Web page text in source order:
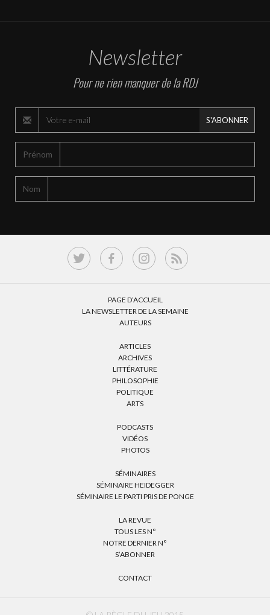
Newsletter
Pour ne rien manquer de la RDJ
S'ABONNER
Prénom
Nom
PAGE D’ACCUEIL
LA NEWSLETTER DE LA SEMAINE
AUTEURS
ARTICLES
ARCHIVES
LITTÉRATURE
PHILOSOPHIE
POLITIQUE
ARTS
PODCASTS
VIDÉOS
PHOTOS
SÉMINAIRES
SÉMINAIRE HEIDEGGER
SÉMINAIRE LE PARTI PRIS DE PONGE
LA REVUE
TOUS LES N°
NOTRE DERNIER N°
S’ABONNER
CONTACT